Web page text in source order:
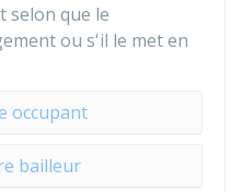
selon que le
ou s'il le met en
occupant
bailleur